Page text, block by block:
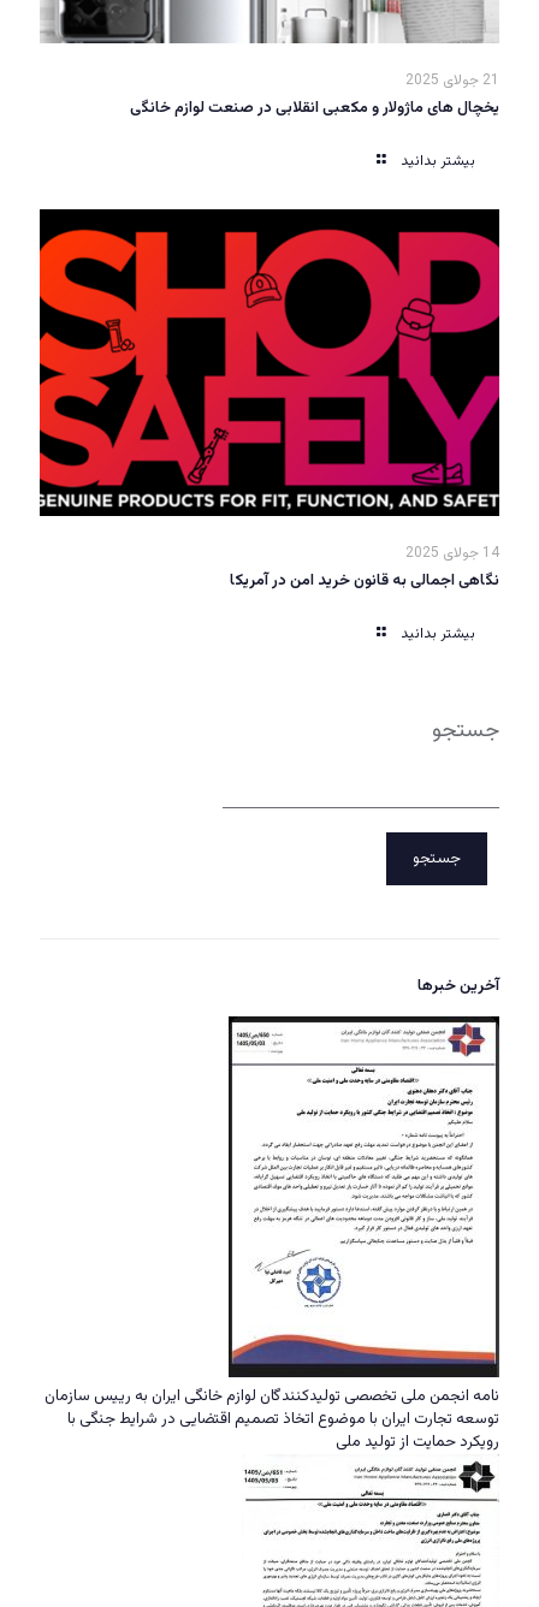
21 جولای 2025
یخچال های ماژولار و مکعبی انقلابی در صنعت لوازم خانگی
بیشتر بدانید
14 جولای 2025
نگاهی اجمالی به قانون خرید امن در آمریکا
بیشتر بدانید
جستجو
جستجو
آخرین خبرها
نامه انجمن ملی تخصصی تولیدکنندگان لوازم خانگی ایران به رییس سازمان
توسعه تجارت ایران با موضوع اتخاذ تصمیم اقتضایی در شرایط جنگی با
رویکرد حمایت از تولید ملی